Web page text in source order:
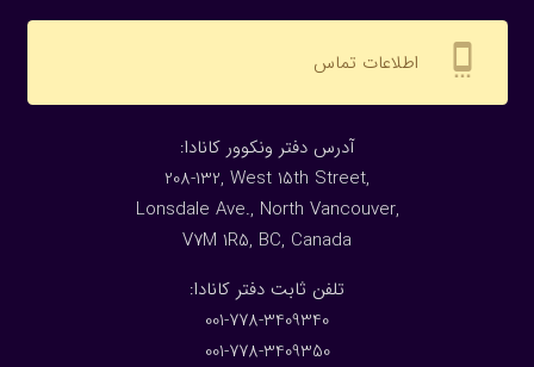
settings_cell اطلاعات تماس
:آدرس دفتر ونکوور کانادا
208-132, West 15th Street,
Lonsdale Ave., North Vancouver,
V7M 1R5, BC, Canada
:تلفن ثابت دفتر کانادا
001-778-3409340
001-778-3409350